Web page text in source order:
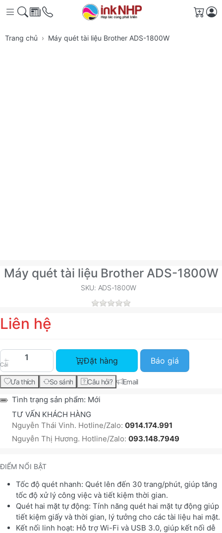
Giỏ
Trang chủ Máy quét tài liệu Brother ADS-1800W
Máy quét tài liệu Brother ADS-1800W
SKU: ADS-1800W
Liên hệ
Cái
Máy quét tài liệu Brother ADS-1800W với giá
Đặt hàng Báo giá
Ưa thích So sánh Câu hỏi? Email
Tình trạng sản phẩm: Mới
TƯ VẤN KHÁCH HÀNG
Nguyễn Thái Vinh. Hotline/Zalo: 0914.174.991
Nguyễn Thị Hương. Hotline/Zalo: 093.148.7949
ĐIỂM NỔI BẬT
Tốc độ quét nhanh: Quét lên đến 30 trang/phút, giúp tăng
tốc độ xử lý công việc và tiết kiệm thời gian.
Quét hai mặt tự động: Tính năng quét hai mặt tự động giúp
tiết kiệm giấy và thời gian, lý tưởng cho các tài liệu hai mặt.
Kết nối linh hoạt: Hỗ trợ Wi-Fi và USB 3.0, giúp kết nối dễ